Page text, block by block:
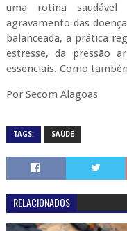
uma rotina
agravamento das
balanceada, a prática
estresse, da pressão
essenciais. Como
Por Secom Alagoas
TAGS: SAÚDE
RELACIONADOS